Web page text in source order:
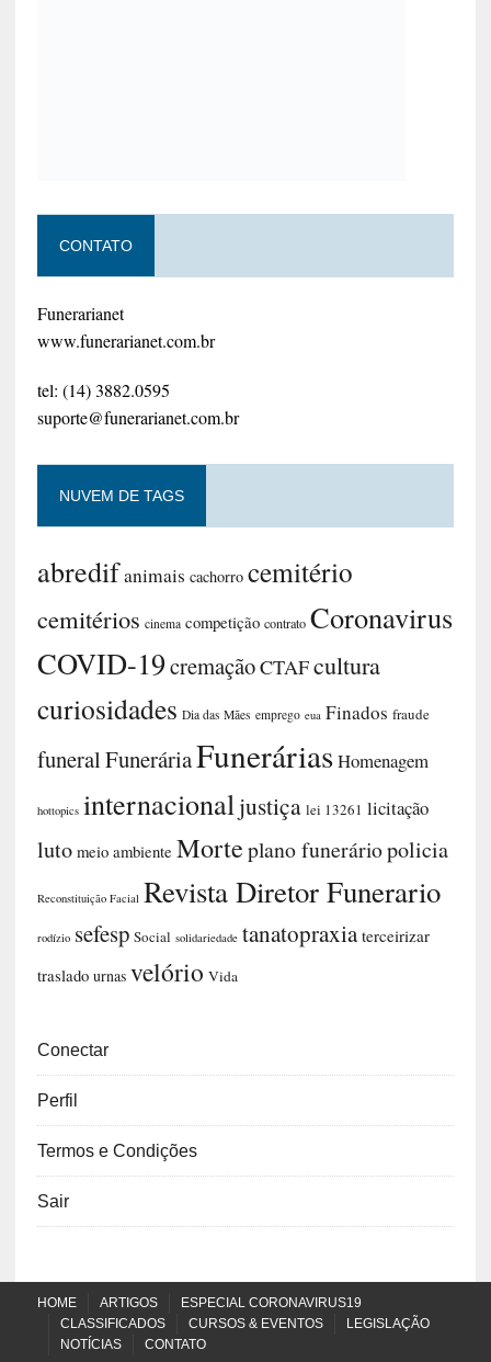
CONTATO
Funerarianet
www.funerarianet.com.br
tel: (14) 3882.0595
suporte@funerarianet.com.br
NUVEM DE TAGS
abredifanimais cachorro cemitério
cemitérios cinema competição contrato Coronavirus
COVID-19cremaçãoCTAFcultura
curiosidades Dia das Mães emprego eua Finados fraude
funeralFuneráriaFuneráriasHomenagem
hottopics internacionaljustiça lei 13261 licitação
luto meio ambiente Morteplano funeráriopolicia
Reconstituição Facial Revista Diretor Funerario
rodízio sefesp Social solidariedade tanatopraxia terceirizar
traslado urnas velório Vida
Conectar
Perfil
Termos e Condições
Sair
HOME ARTIGOS
ESPECIAL CORONAVIRUS19
CLASSIFICADOS
CURSOS & EVENTOS
LEGISLAÇÃO
NOTÍCIAS
CONTATO